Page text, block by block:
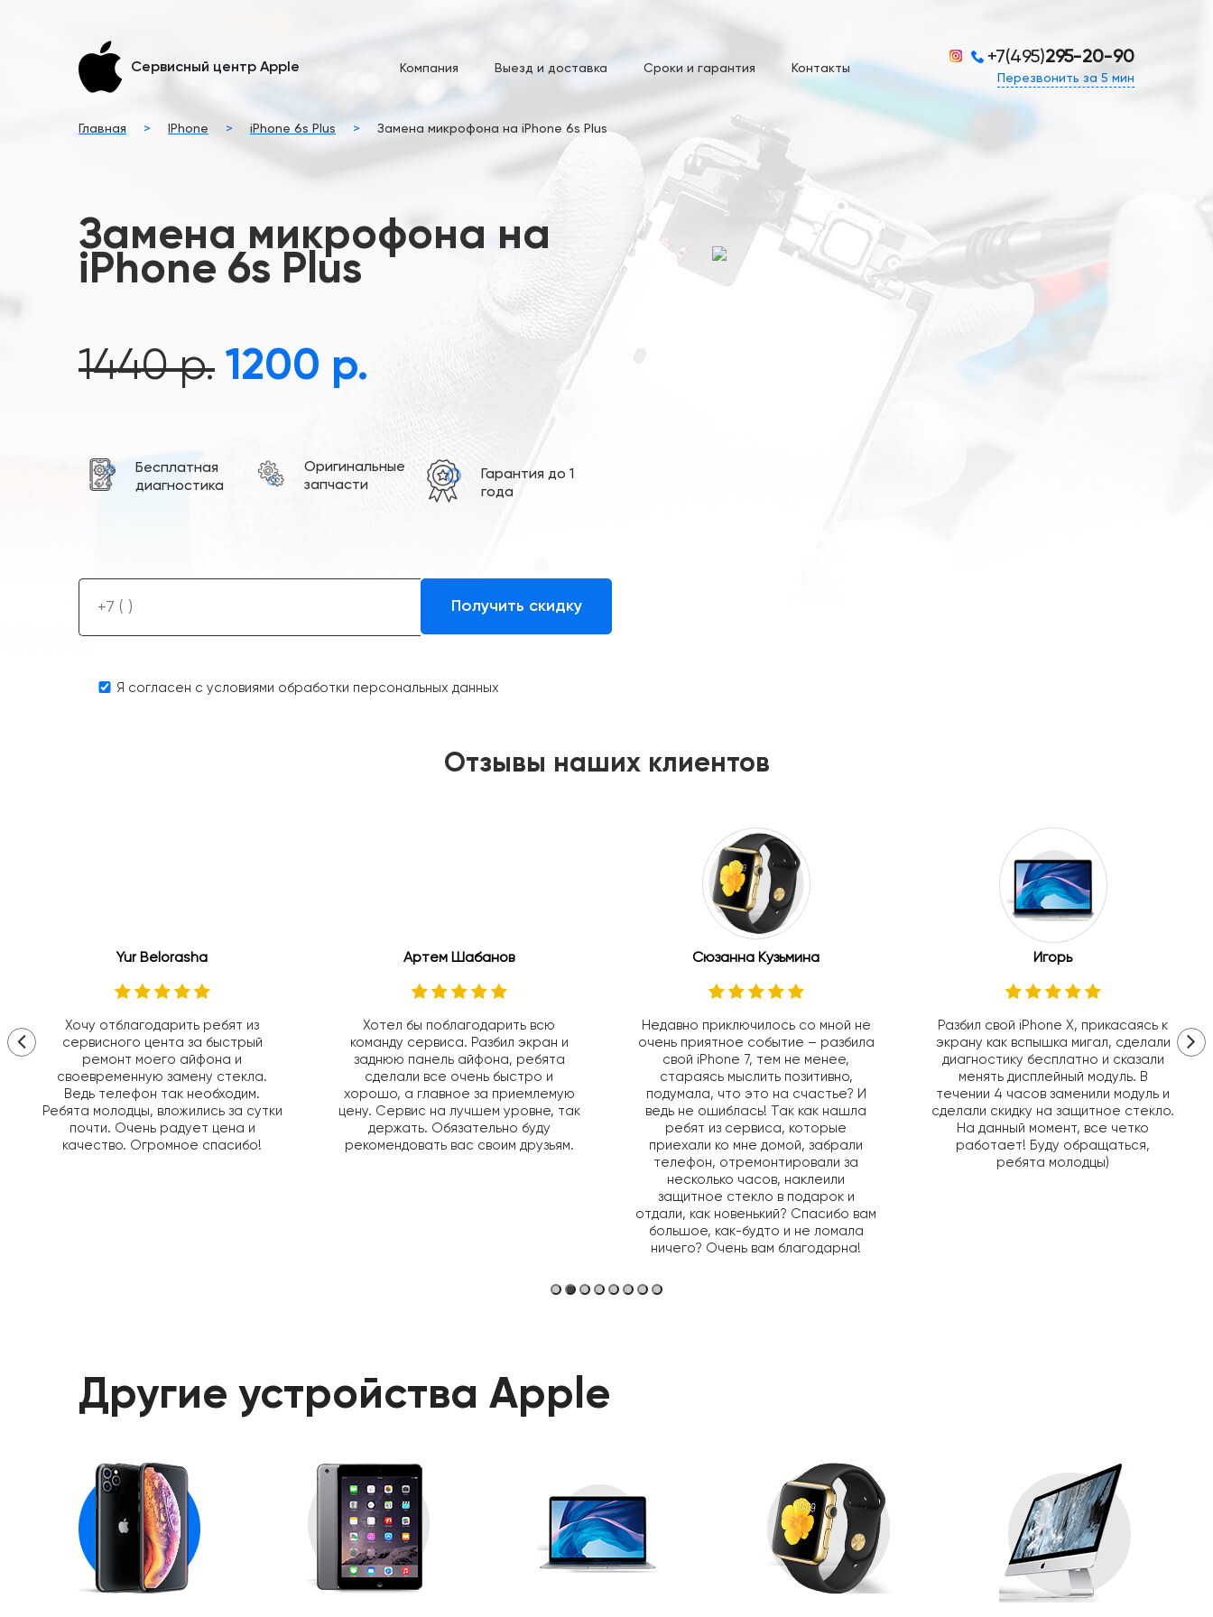
Сервисный центр Apple Компания Выезд и доставка Сроки и гарантия Контакты
+7(495)295-20-90
Перезвонить за 5 мин
Главная > IPhone > iPhone 6s Plus > Замена микрофона на iPhone 6s Plus
Замена микрофона на
iPhone 6s Plus
1440 р. 1200 р.
Бесплатная
диагностика
Оригинальные
запчасти
Гарантия до 1
года
Я согласен с условиями обработки персональных данных
Отзывы наших клиентов
Yur Belorasha
Хочу отблагодарить ребят из
сервисного цента за быстрый
ремонт моего айфона и
своевременную замену стекла.
Ведь телефон так необходим.
Ребята молодцы, вложились за сутки
почти. Очень радует цена и
качество. Огромное спасибо!
Артем Шабанов
Хотел бы поблагодарить всю
команду сервиса. Разбил экран и
заднюю панель айфона, ребята
сделали все очень быстро и
хорошо, а главное за приемлемую
цену. Сервис на лучшем уровне, так
держать. Обязательно буду
рекомендовать вас своим друзьям.
Сюзанна Кузьмина
Недавно приключилось со мной не
очень приятное событие – разбила
свой iPhone 7, тем не менее,
стараясь мыслить позитивно,
подумала, что это на счастье? И
ведь не ошиблась! Так как нашла
ребят из сервиса, которые
приехали ко мне домой, забрали
телефон, отремонтировали за
несколько часов, наклеили
защитное стекло в подарок и
отдали, как новенький? Спасибо вам
большое, как-будто и не ломала
ничего? Очень вам благодарна!
Игорь
Разбил свой iPhone X, прикасаясь к
экрану как вспышка мигал, сделали
диагностику бесплатно и сказали
менять дисплейный модуль. В
течении 4 часов заменили модуль и
сделали скидку на защитное стекло.
На данный момент, все четко
работает! Буду обращаться,
ребята молодцы)
Другие устройства Apple